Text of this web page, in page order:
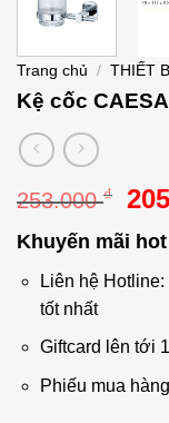
Trang chủ / THIẾT
Kệ cốc
253.000₫
Giá
là:
Khuyến mãi
Liên hệ
tốt nhất
Giftcard lên tới
Phiếu mua